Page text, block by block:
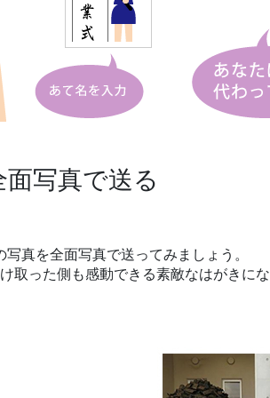
面写真で送る
真を全面写真で送ってみましょう。
取った側も感動できる素敵なはがきに